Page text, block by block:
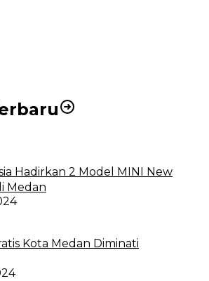
Hadirkan 2 Model MINI New
Medan
Kota Medan Diminati